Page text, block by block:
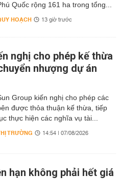
Quốc rộng 161 ha trong tổng...
HOẠCH 13 giờ trước
nghị cho phép kế thừa
nhượng dự án
Group kiến nghị cho phép các
được thỏa thuận kế thừa, tiếp
thực hiện các nghĩa vụ tài...
TRƯỜNG 14:54 | 07/08/2026
hạn không phải hết giá